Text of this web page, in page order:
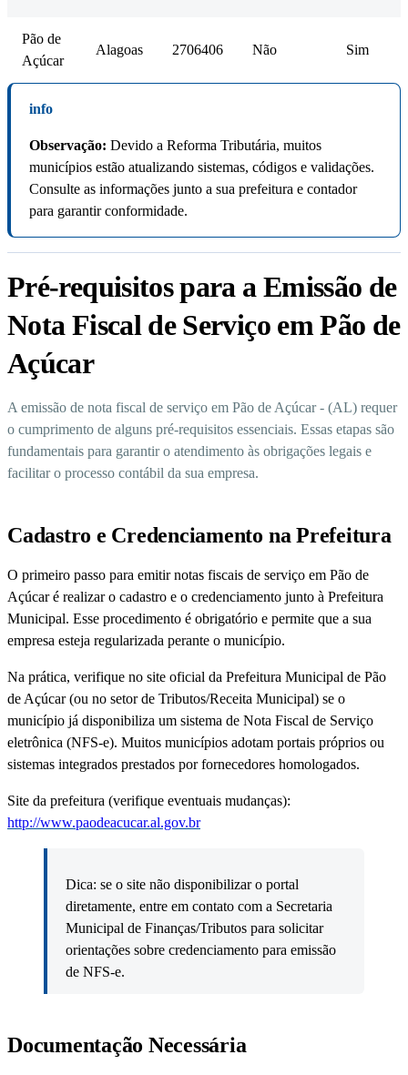
Pão de
Açúcar
Alagoas 2706406 Não Sim
info
Observação: Devido a Reforma Tributária, muitos
municípios estão atualizando sistemas, códigos e validações.
Consulte as informações junto a sua prefeitura e contador
para garantir conformidade.
Pré-requisitos para a Emissão de
Nota Fiscal de Serviço em Pão de
Açúcar
A emissão de nota fiscal de serviço em Pão de Açúcar - (AL) requer
o cumprimento de alguns pré-requisitos essenciais. Essas etapas são
fundamentais para garantir o atendimento às obrigações legais e
facilitar o processo contábil da sua empresa.
Cadastro e Credenciamento na Prefeitura
O primeiro passo para emitir notas fiscais de serviço em Pão de
Açúcar é realizar o cadastro e o credenciamento junto à Prefeitura
Municipal. Esse procedimento é obrigatório e permite que a sua
empresa esteja regularizada perante o município.
Na prática, verifique no site oficial da Prefeitura Municipal de Pão
de Açúcar (ou no setor de Tributos/Receita Municipal) se o
município já disponibiliza um sistema de Nota Fiscal de Serviço
eletrônica (NFS-e). Muitos municípios adotam portais próprios ou
sistemas integrados prestados por fornecedores homologados.
Site da prefeitura (verifique eventuais mudanças):
http://www.paodeacucar.al.gov.br
Dica: se o site não disponibilizar o portal
diretamente, entre em contato com a Secretaria
Municipal de Finanças/Tributos para solicitar
orientações sobre credenciamento para emissão
de NFS-e.
Documentação Necessária